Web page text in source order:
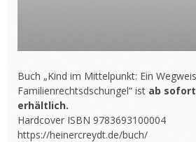
Buch „Kind im Mittelpunkt: Ein
Familienrechtsdschungel“ ist ab
erhältlich.
Hardcover ISBN 9783693100004
https://heinercreydt.de/buch/